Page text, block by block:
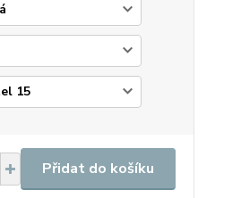
Přidat do košíku